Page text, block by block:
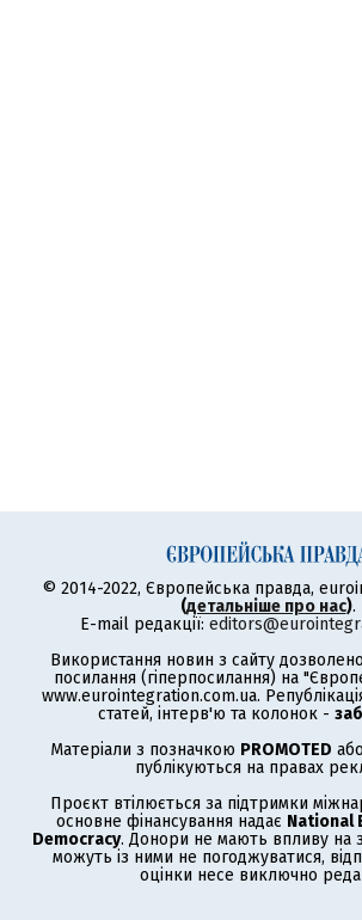
© 2014-2022, Європейська правда,
(детальніше про нас).
E-mail редакції:
Використання новин з сайту
посилання (гіперпосилання) на
www.eurointegration.com.ua.
статей, інтерв'ю та колонок -
Матеріали з позначкою PROMOTED або
публікуються на правах
Проєкт втілюється за підтримки
основне фінансування надає National
Democracy. Донори не мають впливу на
можуть із ними не погоджуватися,
оцінки несе виключно